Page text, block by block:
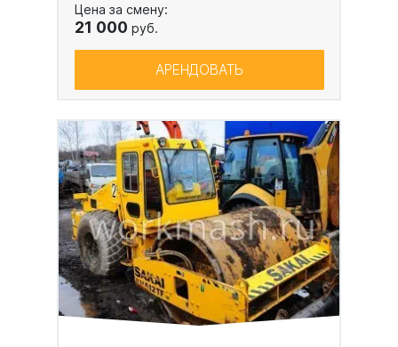
Цена за смену:
21 000 руб.
АРЕНДОВАТЬ